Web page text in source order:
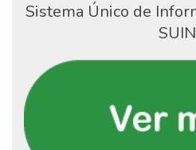
Sistema Único de